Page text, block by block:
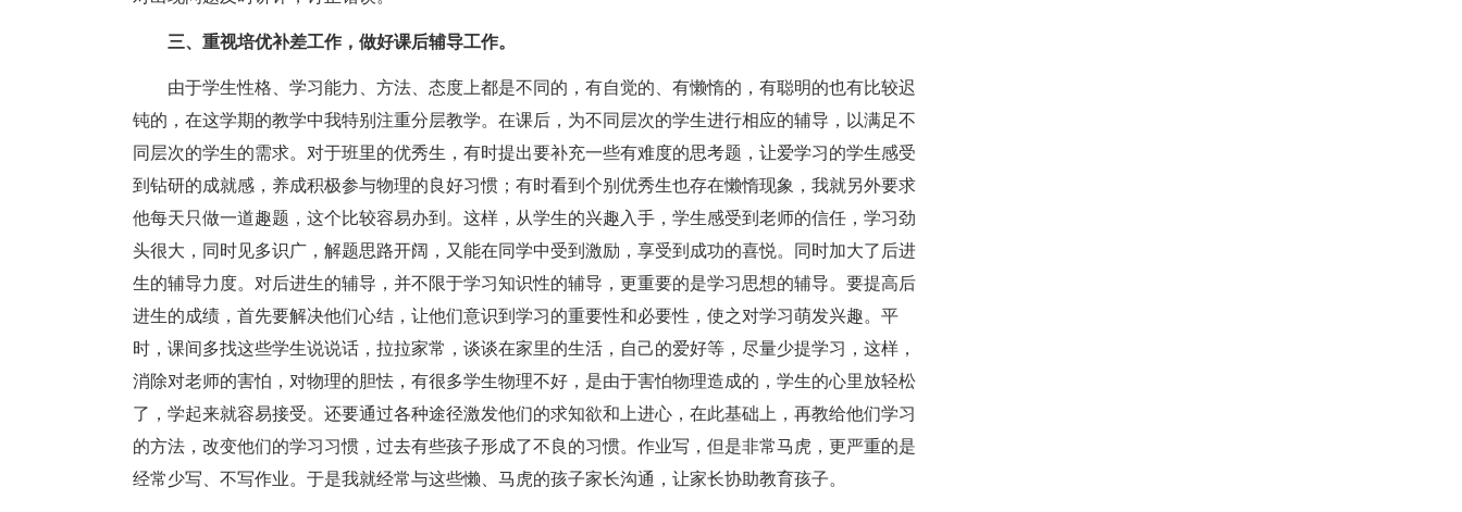
三、重视培优补差工作，做好课后辅导工作。
由于学生性格、学习能力、方法、态度上都是不同的，有自觉的、有懒惰的，有聪明的也有比较迟
钝的，在这学期的教学中我特别注重分层教学。在课后，为不同层次的学生进行相应的辅导，以满足不
同层次的学生的需求。对于班里的优秀生，有时提出要补充一些有难度的思考题，让爱学习的学生感受
到钻研的成就感，养成积极参与物理的良好习惯；有时看到个别优秀生也存在懒惰现象，我就另外要求
他每天只做一道趣题，这个比较容易办到。这样，从学生的兴趣入手，学生感受到老师的信任，学习劲
头很大，同时见多识广，解题思路开阔，又能在同学中受到激励，享受到成功的喜悦。同时加大了后进
生的辅导力度。对后进生的辅导，并不限于学习知识性的辅导，更重要的是学习思想的辅导。要提高后
进生的成绩，首先要解决他们心结，让他们意识到学习的重要性和必要性，使之对学习萌发兴趣。平
时，课间多找这些学生说说话，拉拉家常，谈谈在家里的生活，自己的爱好等，尽量少提学习，这样，
消除对老师的害怕，对物理的胆怯，有很多学生物理不好，是由于害怕物理造成的，学生的心里放轻松
了，学起来就容易接受。还要通过各种途径激发他们的求知欲和上进心，在此基础上，再教给他们学习
的方法，改变他们的学习习惯，过去有些孩子形成了不良的习惯。作业写，但是非常马虎，更严重的是
经常少写、不写作业。于是我就经常与这些懒、马虎的孩子家长沟通，让家长协助教育孩子。